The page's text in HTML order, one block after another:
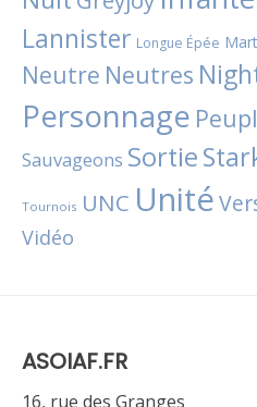
Lannister Longue Épée
Neutre Neutres
Personnage
Sauvageons Sortie
Tournois UNC Unité
Vidéo
ASOIAF.FR
16, rue des Granges